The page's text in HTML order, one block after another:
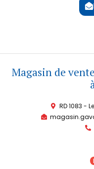
Magasin de
RD 1083 -